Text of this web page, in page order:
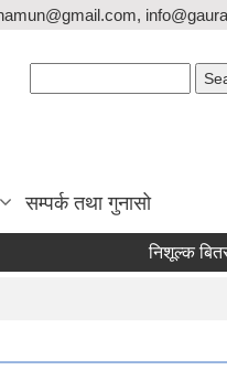
सम्पर्क तथा गुनासो
निशूल्क